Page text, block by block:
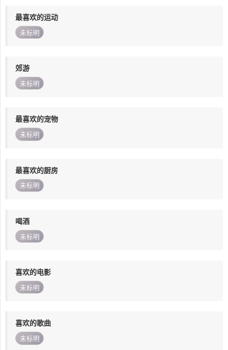
最喜欢的运动
未标明
郊游
未标明
最喜欢的宠物
未标明
最喜欢的厨房
未标明
喝酒
未标明
喜欢的电影
未标明
喜欢的歌曲
未标明